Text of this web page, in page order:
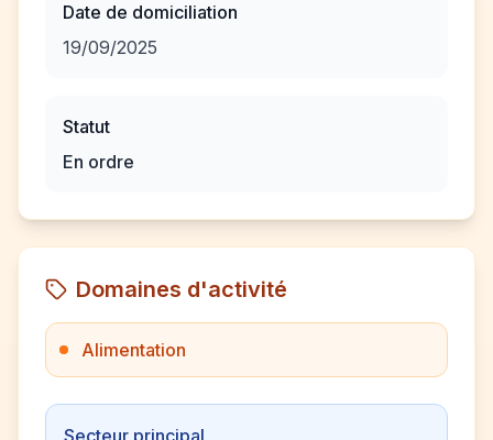
Date de domiciliation
19/09/2025
Statut
En ordre
Domaines d'activité
Alimentation
Secteur principal